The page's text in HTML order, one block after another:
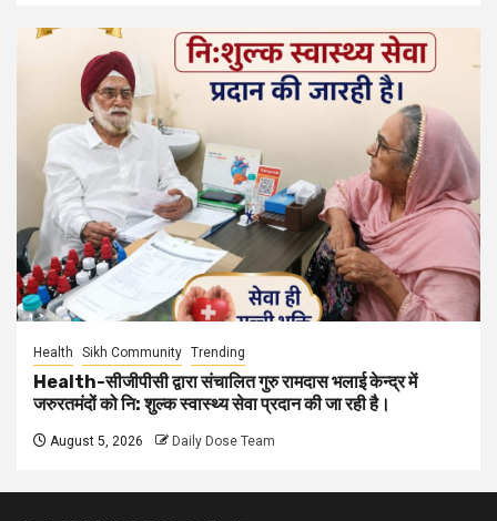
Health Sikh Community Trending
Health-सीजीपीसी द्वारा संचालित गुरु रामदास भलाई केन्द्र में
जरुरतमंदों को नि: शुल्क स्वास्थ्य सेवा प्रदान की जा रही है।
August 5, 2026 Daily Dose Team